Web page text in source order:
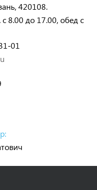
420108.
с 8.00 до 17.00, обед с
01